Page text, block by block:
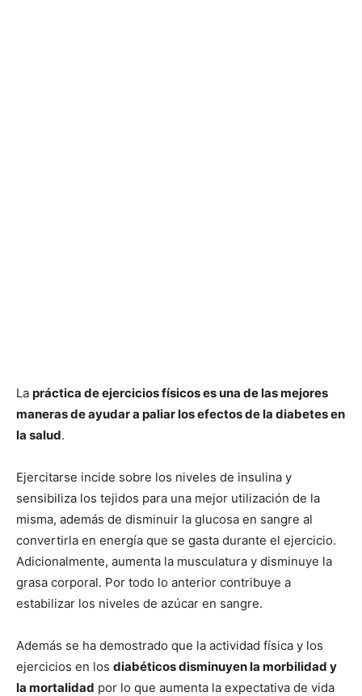
La práctica de ejercicios físicos es una de las mejores
maneras de ayudar a paliar los efectos de la diabetes en
la salud.
Ejercitarse incide sobre los niveles de insulina y
sensibiliza los tejidos para una mejor utilización de la
misma, además de disminuir la glucosa en sangre al
convertirla en energía que se gasta durante el ejercicio.
Adicionalmente, aumenta la musculatura y disminuye la
grasa corporal. Por todo lo anterior contribuye a
estabilizar los niveles de azúcar en sangre.
Además se ha demostrado que la actividad física y los
ejercicios en los diabéticos disminuyen la morbilidad y
la mortalidad por lo que aumenta la expectativa de vida